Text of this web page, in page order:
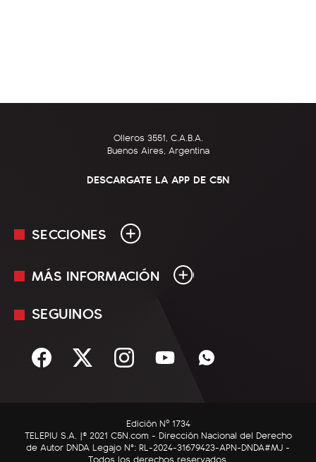
Olleros 3551, C.A.B.A.
Buenos Aires, Argentina
DESCARGATE LA APP DE C5N
SECCIONES
En Vivo
Sociedad
C5N Autos
RatingCero
MÁS INFORMACIÓN
Mediakit
Términos y condiciones
SEGUINOS
Edición Nº 1734
TELEPIU S.A. |© 2021 C5N.com - Dirección Nacional del Derecho
de Autor DNDA Legajo N°: RL-2024-31679423-APN-DNDA#MJ -
Todos los derechos reservados.